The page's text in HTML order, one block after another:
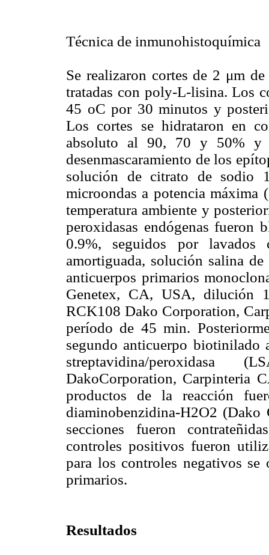
Técnica de inmunohistoquímica
Se realizaron cortes de 2 μm
tratadas con poly-L-lisina. Los
45 oC por 30 minutos y
Los cortes se hidrataron en
absoluto al 90, 70 y 50% y
desenmascaramiento de los
solución de citrato de sodio
microondas a potencia
temperatura ambiente y
peroxidasas endógenas fueron
0.9%, seguidos por
amortiguada, solución salina
anticuerpos primarios
Genetex, CA, USA, dilución
RCK108 Dako Corporation,
período de 45 min.
segundo anticuerpo
streptavidina/peroxidasa
DakoCorporation, Carpinteria
productos de la reacción
diaminobenzidina-H2O2
secciones fueron
controles positivos fueron
para los controles negativos
primarios.
Resultados